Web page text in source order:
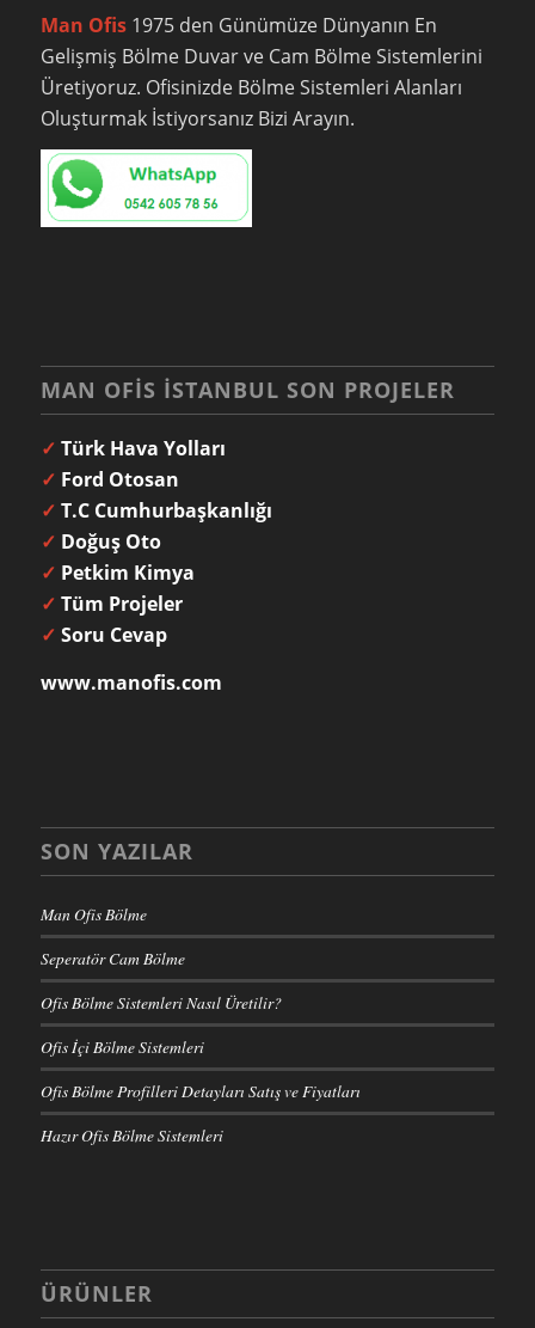
Man Ofis 1975 den Günümüze Dünyanın En
Gelişmiş Bölme Duvar ve Cam Bölme Sistemlerini
Üretiyoruz. Ofisinizde Bölme Sistemleri Alanları
Oluşturmak İstiyorsanız Bizi Arayın.
MAN OFIS İSTANBUL SON PROJELER
✓ Türk Hava Yolları
✓ Ford Otosan
✓ T.C Cumhurbaşkanlığı
✓ Doğuş Oto
✓ Petkim Kimya
✓ Tüm Projeler
✓ Soru Cevap
www.manofis.com
SON YAZILAR
Man Ofis Bölme
Seperatör Cam Bölme
Ofis Bölme Sistemleri Nasıl Üretilir?
Ofis İçi Bölme Sistemleri
Ofis Bölme Profilleri Detayları Satış ve Fiyatları
Hazır Ofis Bölme Sistemleri
ÜRÜNLER